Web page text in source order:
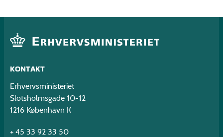
KONTAKT
Erhvervsministeriet
Slotsholmsgade 10-12
1216 København K
+ 45 33 92 33 50